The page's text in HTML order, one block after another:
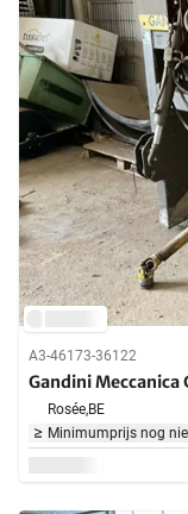
A3-46173-36122
Gandini Meccanica
Rosée,BE
Minimumprijs nog